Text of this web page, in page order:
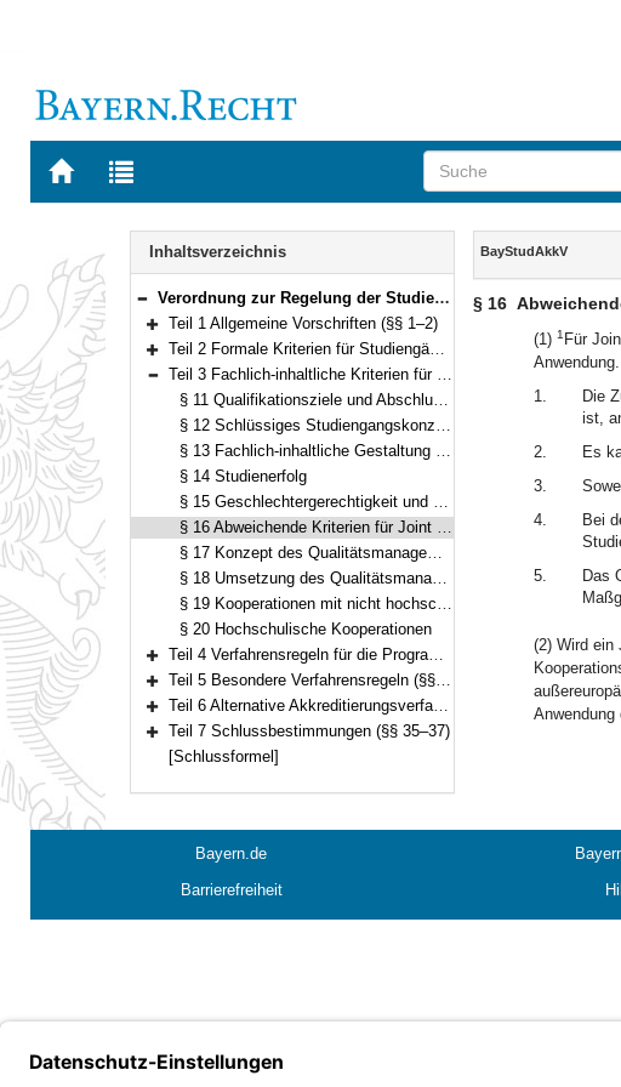
Zur
BAYERN.RECHT
Zur
letzten
Navigation
Inhaltsverzeichnis
Bereich reduzieren
Verordnung zur Regelung der Studienakkreditierung nach dem Studienakkreditierungsstaatsvertrag (Bayerische Studienakkreditierungsverordnung – BayStudAkkV) Vom 13. April 2018 (GVBl. S. 264) BayRS 2210-1-1-13-WK (§§ 1–37)
Bereich erweitern
Teil 1 Allgemeine Vorschriften (§§ 1–2)
Bereich erweitern
Teil 2 Formale Kriterien für Studiengänge (§§ 3–10)
Bereich reduzieren
Teil 3 Fachlich-inhaltliche Kriterien für Studiengänge und Qualitätsmanagementsysteme (§§ 11–20)
§ 11 Qualifikationsziele und Abschlussniveau
§ 12 Schlüssiges Studiengangskonzept und adäquate Umsetzung
§ 13 Fachlich-inhaltliche Gestaltung der Studiengänge
§ 14 Studienerfolg
§ 15 Geschlechtergerechtigkeit und Nachteilsausgleich
§ 16 Abweichende Kriterien für Joint Programmes
§ 17 Konzept des Qualitätsmanagementsystems von systemakkreditierten Hochschulen – Ziele, Prozesse, Instrumente –
§ 18 Umsetzung des Qualitätsmanagementkonzepts von systemakkreditierten Hochschulen
§ 19 Kooperationen mit nicht hochschulischen Einrichtungen
§ 20 Hochschulische Kooperationen
Bereich erweitern
Teil 4 Verfahrensregeln für die Programm- und Systemakkreditierung (§§ 21–30)
Bereich erweitern
Teil 5 Besondere Verfahrensregeln (§§ 31–33)
Bereich erweitern
Teil 6 Alternative Akkreditierungsverfahren (§ 34)
Bereich erweitern
Teil 7 Schlussbestimmungen (§§ 35–37)
[Schlussformel]
Inhalt
BayStudAkkV
§ 16
(1) 1 Für
Anwendung.
1.
Die
ist,
2.
Es
3.
4.
Bei
5.
Das
(2) Wird ein
Bayern.de
Barrierefreiheit